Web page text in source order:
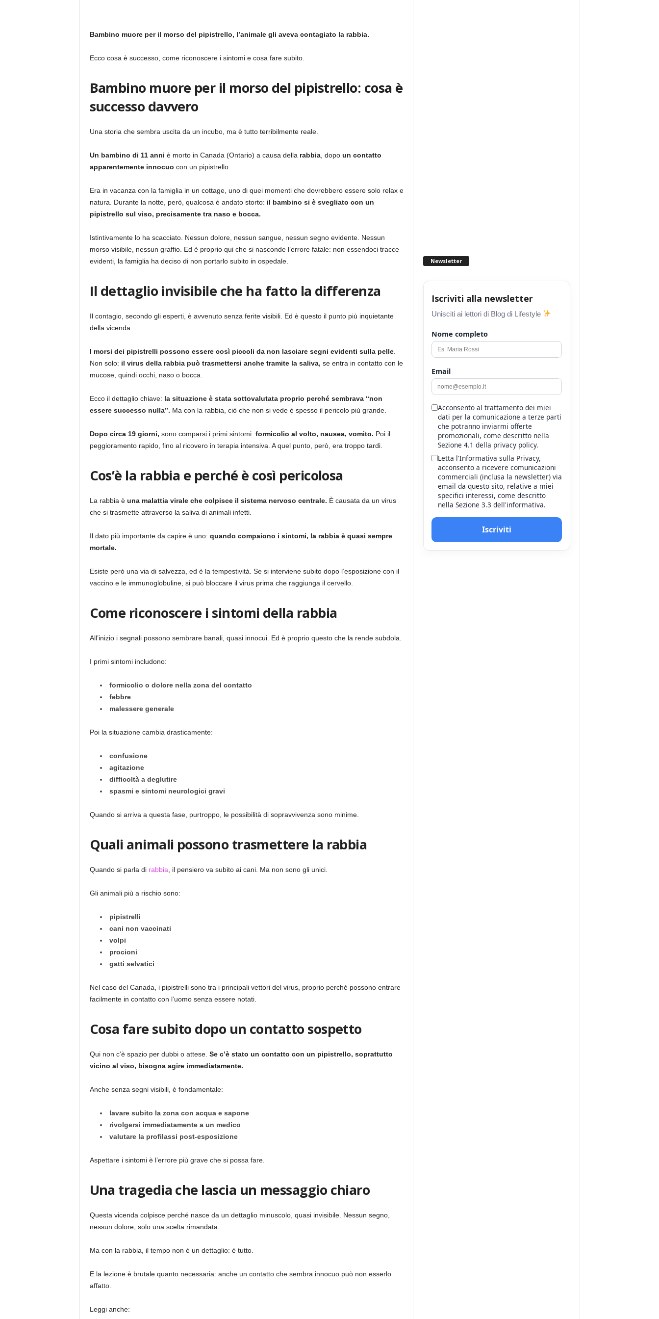
Bambino muore per il morso del pipistrello, l’animale gli aveva contagiato la rabbia.
Ecco cosa è successo, come riconoscere i sintomi e cosa fare subito.
Bambino muore per il morso del pipistrello: cosa è
successo davvero
Una storia che sembra uscita da un incubo, ma è tutto terribilmente reale.
Un bambino di 11 anni è morto in Canada (Ontario) a causa della rabbia, dopo un contatto
apparentemente innocuo con un pipistrello.
Era in vacanza con la famiglia in un cottage, uno di quei momenti che dovrebbero essere solo relax e
natura. Durante la notte, però, qualcosa è andato storto: il bambino si è svegliato con un
pipistrello sul viso, precisamente tra naso e bocca.
Istintivamente lo ha scacciato. Nessun dolore, nessun sangue, nessun segno evidente. Nessun
morso visibile, nessun graffio. Ed è proprio qui che si nasconde l’errore fatale: non essendoci tracce
evidenti, la famiglia ha deciso di non portarlo subito in ospedale.
Il dettaglio invisibile che ha fatto la differenza
Il contagio, secondo gli esperti, è avvenuto senza ferite visibili. Ed è questo il punto più inquietante
della vicenda.
I morsi dei pipistrelli possono essere così piccoli da non lasciare segni evidenti sulla pelle.
Non solo: il virus della rabbia può trasmettersi anche tramite la saliva, se entra in contatto con le
mucose, quindi occhi, naso o bocca.
Ecco il dettaglio chiave: la situazione è stata sottovalutata proprio perché sembrava “non
essere successo nulla”. Ma con la rabbia, ciò che non si vede è spesso il pericolo più grande.
Dopo circa 19 giorni, sono comparsi i primi sintomi: formicolio al volto, nausea, vomito. Poi il
peggioramento rapido, fino al ricovero in terapia intensiva. A quel punto, però, era troppo tardi.
Cos’è la rabbia e perché è così pericolosa
La rabbia è una malattia virale che colpisce il sistema nervoso centrale. È causata da un virus
che si trasmette attraverso la saliva di animali infetti.
Il dato più importante da capire è uno: quando compaiono i sintomi, la rabbia è quasi sempre
mortale.
Esiste però una via di salvezza, ed è la tempestività. Se si interviene subito dopo l’esposizione con il
vaccino e le immunoglobuline, si può bloccare il virus prima che raggiunga il cervello.
Come riconoscere i sintomi della rabbia
All’inizio i segnali possono sembrare banali, quasi innocui. Ed è proprio questo che la rende subdola.
I primi sintomi includono:
formicolio o dolore nella zona del contatto
febbre
malessere generale
Poi la situazione cambia drasticamente:
confusione
agitazione
difficoltà a deglutire
spasmi e sintomi neurologici gravi
Quando si arriva a questa fase, purtroppo, le possibilità di sopravvivenza sono minime.
Quali animali possono trasmettere la rabbia
Quando si parla di rabbia , il pensiero va subito ai cani. Ma non sono gli unici.
Gli animali più a rischio sono:
pipistrelli
cani non vaccinati
volpi
procioni
gatti selvatici
Nel caso del Canada, i pipistrelli sono tra i principali vettori del virus, proprio perché possono entrare
facilmente in contatto con l’uomo senza essere notati.
Cosa fare subito dopo un contatto sospetto
Qui non c’è spazio per dubbi o attese. Se c’è stato un contatto con un pipistrello, soprattutto
vicino al viso, bisogna agire immediatamente.
Anche senza segni visibili, è fondamentale:
lavare subito la zona con acqua e sapone
rivolgersi immediatamente a un medico
valutare la profilassi post-esposizione
Aspettare i sintomi è l’errore più grave che si possa fare.
Una tragedia che lascia un messaggio chiaro
Questa vicenda colpisce perché nasce da un dettaglio minuscolo, quasi invisibile. Nessun segno,
nessun dolore, solo una scelta rimandata.
Ma con la rabbia, il tempo non è un dettaglio: è tutto.
E la lezione è brutale quanto necessaria: anche un contatto che sembra innocuo può non esserlo
affatto.
Leggi anche:
Newsletter
Iscriviti alla newsletter
Unisciti ai lettori di Blog di Lifestyle
Nome completo
Email
Acconsento al trattamento dei miei
dati per la comunicazione a terze parti
che potranno inviarmi offerte
promozionali, come descritto nella
Sezione 4.1 della privacy policy.
Letta l'Informativa sulla Privacy,
acconsento a ricevere comunicazioni
commerciali (inclusa la newsletter) via
email da questo sito, relative a miei
specifici interessi, come descritto
nella Sezione 3.3 dell'informativa.
Iscriviti